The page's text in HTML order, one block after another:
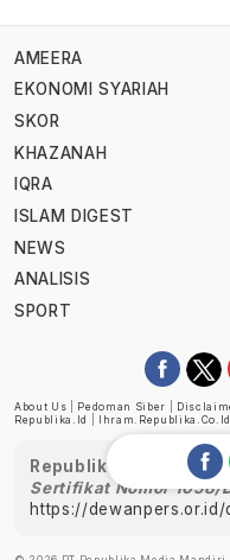
AMEERA
EKONOMI SYARIAH
SKOR
KHAZANAH
IQRA
ISLAM DIGEST
NEWS
ANALISIS
SPORT
About Us Pedoman Siber
Republika.id
Ihram.republika.co.id
Republika telah
Sertifikat Nomor
https://